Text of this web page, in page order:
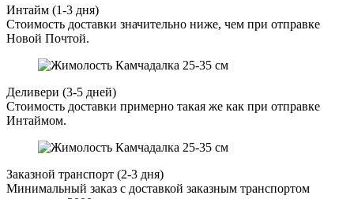
Интайм (1-3 дня)
Стоимость доставки значительно ниже, чем при отправке
Новой Почтой.
Деливери (3-5 дней)
Стоимость доставки примерно такая же как при отправке
Интаймом.
Заказной транспорт (2-3 дня)
Минимальный заказ с доставкой заказным транспортом